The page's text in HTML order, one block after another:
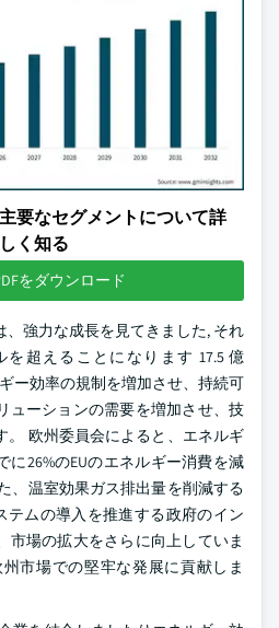
要なセグメントについて詳
しく知る
をダウンロード
強力な成長を見てきました, それ
超えることになります 17.5 億
ー効率の規制を増加させ、持続可
ューションの需要を増加させ、技
。 欧州委員会によると、エネルギ
に26%のEUのエネルギー消費を減
、温室効果ガス排出量を削減する
テムの導入を推進する政府のイン
市場の拡大をさらに向上していま
市場での堅牢な発展に貢献しま